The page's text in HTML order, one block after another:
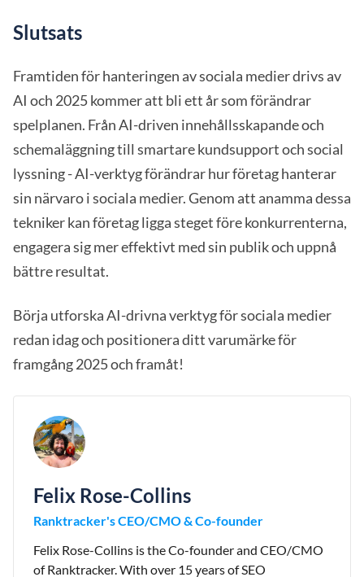
Slutsats
Framtiden för hanteringen av sociala medier drivs av
AI och 2025 kommer att bli ett år som förändrar
spelplanen. Från AI-driven innehållsskapande och
schemaläggning till smartare kundsupport och social
lyssning - AI-verktyg förändrar hur företag hanterar
sin närvaro i sociala medier. Genom att anamma dessa
tekniker kan företag ligga steget före konkurrenterna,
engagera sig mer effektivt med sin publik och uppnå
bättre resultat.
Börja utforska AI-drivna verktyg för sociala medier
redan idag och positionera ditt varumärke för
framgång 2025 och framåt!
Felix Rose-Collins
Ranktracker's CEO/CMO & Co-founder
Felix Rose-Collins is the Co-founder and CEO/CMO
of Ranktracker. With over 15 years of SEO